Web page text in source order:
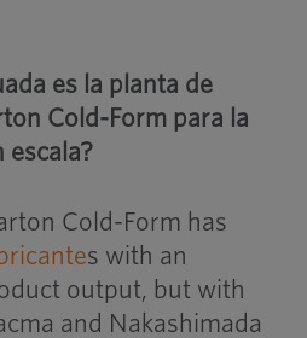
es la planta de
Cold-Form para la
escala?
Cold-Form has
s with an
output, but with
and Nakashimada